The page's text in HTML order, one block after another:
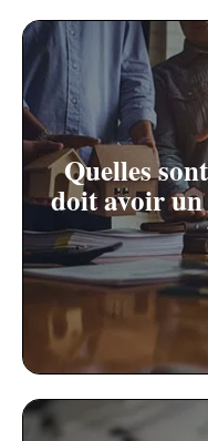
Quelles
doit avoir